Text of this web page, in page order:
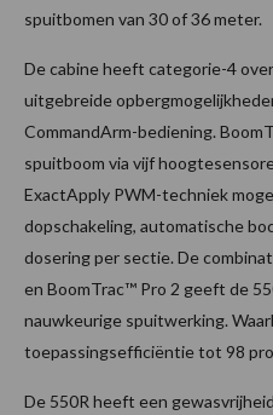
spuitbomen van 30 of 36 meter.
De cabine heeft categorie-4
uitgebreide
CommandArm-bediening.
spuitboom via vijf
ExactApply PWM-techniek
dopschakeling, automatische
dosering per sectie. De
en BoomTrac™ Pro 2 geeft de
nauwkeurige spuitwerking.
toepassingsefficiëntie tot 98
De 550R heeft een